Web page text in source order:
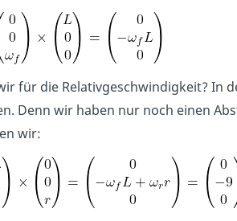
für die Relativgeschwindigkeit? In
Denn wir haben nur noch einen
wir: